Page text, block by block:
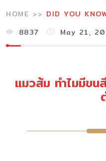
HOME
DID YOU
8837
May 21,
แมวส้ม ทำไมมีข